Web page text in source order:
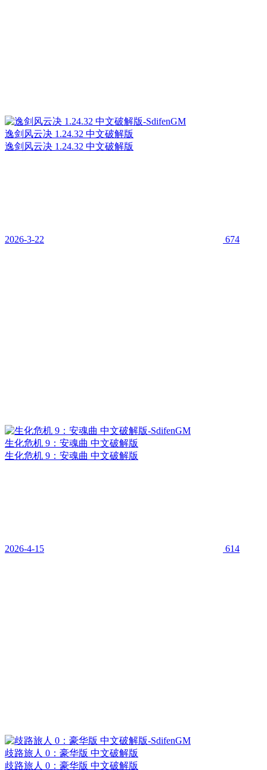
逸剑风云决 1.24.32 中文破解版
逸剑风云决 1.24.32 中文破解版
2026-3-22 674
生化危机 9：安魂曲 中文破解版
生化危机 9：安魂曲 中文破解版
2026-4-15 614
歧路旅人 0：豪华版 中文破解版
歧路旅人 0：豪华版 中文破解版